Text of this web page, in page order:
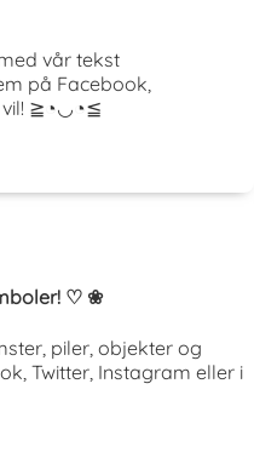
vår tekst
på Facebook,
vil! ≧◔◡◔≦
♡ ❀
piler, objekter og
Twitter, Instagram eller i